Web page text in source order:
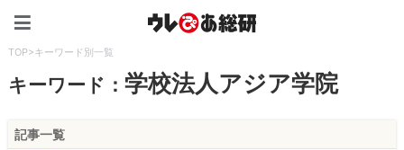
TOP>キーワード別一覧
キーワード：学校法人アジア学院
記事一覧